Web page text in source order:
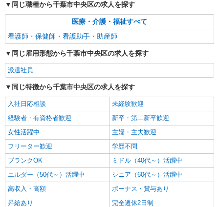
同じ職種から千葉市中央区の求人を探す
医療・介護・福祉すべて
看護師・保健師・看護助手・助産師
同じ雇用形態から千葉市中央区の求人を探す
派遣社員
同じ特徴から千葉市中央区の求人を探す
入社日応相談
未経験歓迎
経験者・有資格者歓迎
新卒・第二新卒歓迎
女性活躍中
主婦・主夫歓迎
フリーター歓迎
学歴不問
ブランクOK
ミドル（40代～）活躍中
エルダー（50代～）活躍中
シニア（60代～）活躍中
高収入・高額
ボーナス・賞与あり
昇給あり
完全週休2日制